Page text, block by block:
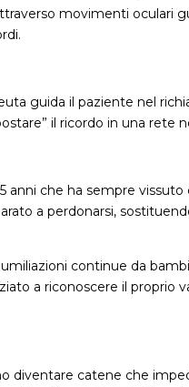
movimenti oculari
guida il paziente nel
il ricordo in una
anni che ha sempre
a perdonarsi,
continue da
a riconoscere il proprio
diventare catene che